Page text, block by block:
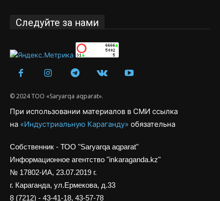
Следуйте за нами
© 2024 ТОО «Saryarqa aqparat».
При использовании материалов в СМИ ссылка
на «Индустриальную Караганду» обязательна
Собственник - ТОО "Saryarqa aqparat"
Информационное агентство "inkaraganda.kz"
№ 17802-ИА, 23.07.2019 г.
г. Караганда, ул.Ермекова, д.33
8 (7212) - 43-41-18, 43-57-78